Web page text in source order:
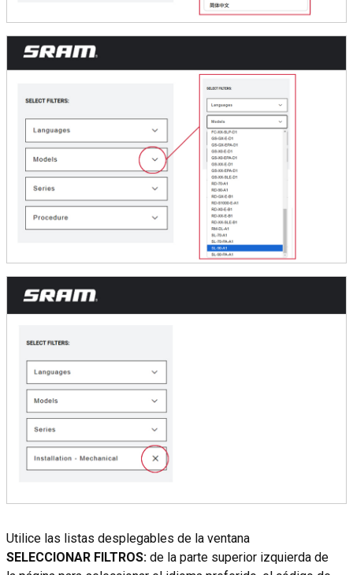
Utilice las listas desplegables de la ventana
SELECCIONAR FILTROS: de la parte superior izquierda de